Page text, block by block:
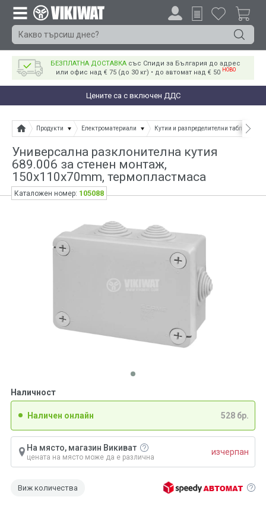
БЕЗПЛАТНА ДОСТАВКА със Спиди за България до адрес
или офис над € 75 (до 30 кг) • до автомат над € 50 НОВО
Цените са с включен ДДС
Продукти Електроматериали Кутии и разпределителни табла
Универсална разклонителна кутия
689.006 за стенен монтаж,
150x110x70mm, термопластмаса
Наличност
Наличен онлайн 528 бр.
На място, магазин Викиват
цената на място може да е различна
изчерпан
Виж количества
Каталожен номер: 105088